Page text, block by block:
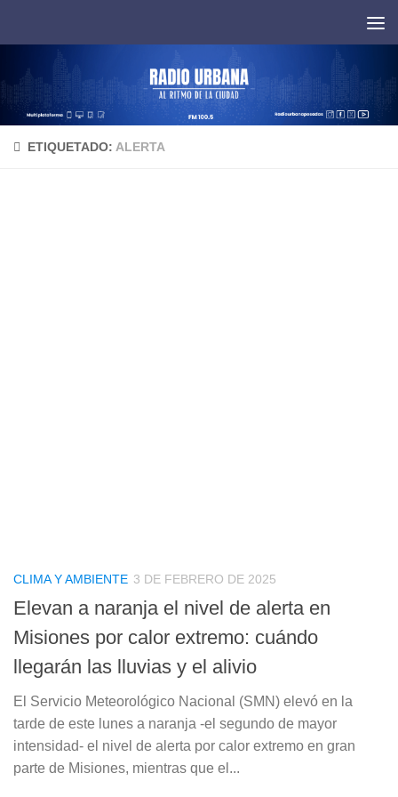
ETIQUETADO: ALERTA
CLIMA Y AMBIENTE 3 DE FEBRERO DE 2025
Elevan a naranja el nivel de alerta en
Misiones por calor extremo: cuándo
llegarán las lluvias y el alivio
El Servicio Meteorológico Nacional (SMN) elevó en la
tarde de este lunes a naranja -el segundo de mayor
intensidad- el nivel de alerta por calor extremo en gran
parte de Misiones, mientras que el...